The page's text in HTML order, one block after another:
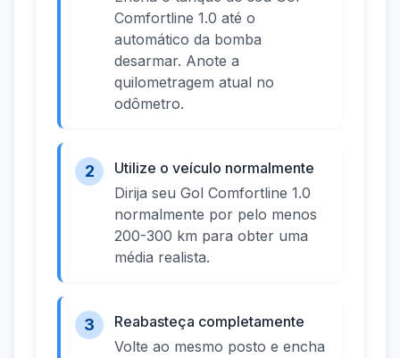
Comfortline 1.0 até o
automático da bomba
desarmar. Anote a
quilometragem atual no
odômetro.
2
Utilize o veículo normalmente
Dirija seu Gol Comfortline 1.0
normalmente por pelo menos
200-300 km para obter uma
média realista.
3
Reabasteça completamente
Volte ao mesmo posto e encha